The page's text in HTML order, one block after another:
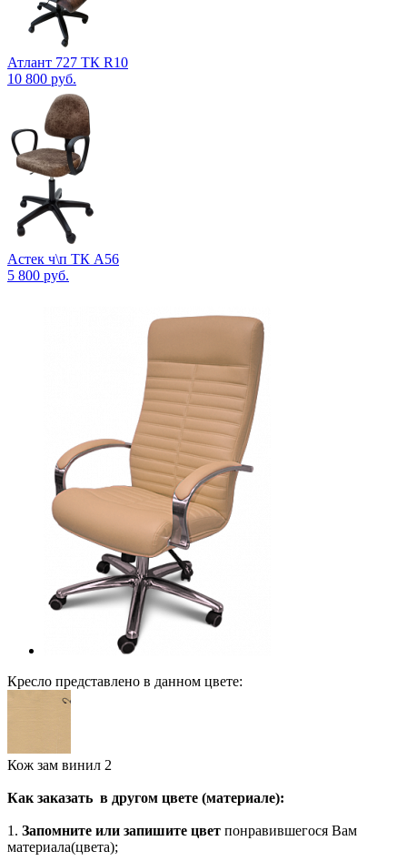
Атлант 727 ТК R10
10 800 руб.
Астек ч\п ТК А56
5 800 руб.
Кресло представлено в данном цвете:
Кож зам винил 2
Как заказать в другом цвете (материале):
1. Запомните или запишите цвет понравившегося Вам
материала(цвета);